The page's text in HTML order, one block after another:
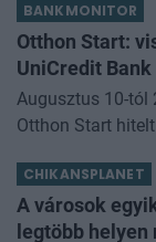
BANKMONITOR
Otthon Start:
UniCredit Bank
Augusztus 10-tól
Otthon Start
kamathoz
CHIKANSPLANET
A városok
legtöbb